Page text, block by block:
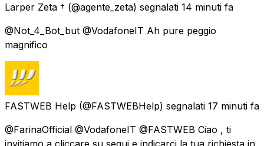
Larper Zeta † (@agente_zeta) segnalati 14 minuti fa
@Not_4_Bot_but @VodafoneIT Ah pure peggio
magnifico
FASTWEB Help (@FASTWEBHelp) segnalati 17 minuti fa
@FarinaOfficial @VodafoneIT @FASTWEB Ciao , ti
invitiamo a cliccare su segui e indicarci la tua richiesta in